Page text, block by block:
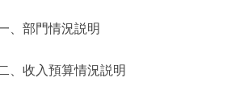
部門情況説明
收入預算情況説明